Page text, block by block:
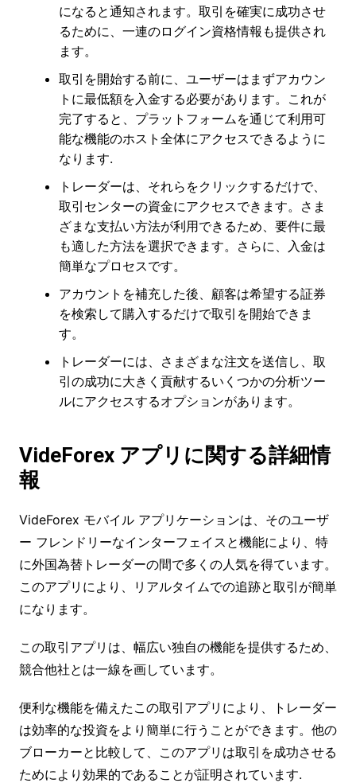
になると通知されます。取引を確実に成功させ
るために、一連のログイン資格情報も提供され
ます。
取引を開始する前に、ユーザーはまずアカウン
トに最低額を入金する必要があります。これが
完了すると、プラットフォームを通じて利用可
能な機能のホスト全体にアクセスできるように
なります.
トレーダーは、それらをクリックするだけで、
取引センターの資金にアクセスできます。さま
ざまな支払い方法が利用できるため、要件に最
も適した方法を選択できます。さらに、入金は
簡単なプロセスです。
アカウントを補充した後、顧客は希望する証券
を検索して購入するだけで取引を開始できま
す。
トレーダーには、さまざまな注文を送信し、取
引の成功に大きく貢献するいくつかの分析ツー
ルにアクセスするオプションがあります。
VideForex アプリ に関する詳細情
報
VideForex モバイル アプリケーションは、そのユーザ
ー フレンドリーなインターフェイスと機能により、特
に外国為替トレーダーの間で多くの人気を得ています。
このアプリにより、リアルタイムでの追跡と取引が簡単
になります。
この取引アプリは、幅広い独自の機能を提供するため、
競合他社とは一線を画しています。
便利な機能を備えたこの取引アプリにより、トレーダー
は効率的な投資をより簡単に行うことができます。他の
ブローカーと比較して、このアプリは取引を成功させる
ためにより効果的であることが証明されています.